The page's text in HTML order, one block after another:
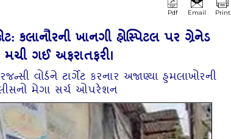
Pdf Email Print
કલાનૌરની ખાનગી હોસ્પિટલ પર ગ્રેનેડ
મચી ગઈ અફરાતફરી!
વોર્ડને ટાર્ગેટ કરનાર અજાણ્યા હુમલાખોરની
મેગા સર્ચ ઓપરેશન